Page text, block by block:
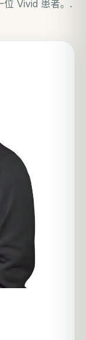
位 Vivid 患者。.